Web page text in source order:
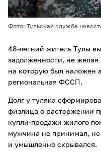
Фото: Тульская служба
48-летний житель Тулы
задолженности, не желая
на которую был наложен
региональная ФССП.
Долг у туляка
физлица о расторжении
купли-продажи жилого
мужчина не принимал,
и умышленно скрывался.